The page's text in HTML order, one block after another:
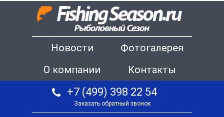
Новости
Фотогалерея
О компании
Контакты
+7 (499) 398 22 54
Заказать обратный звонок